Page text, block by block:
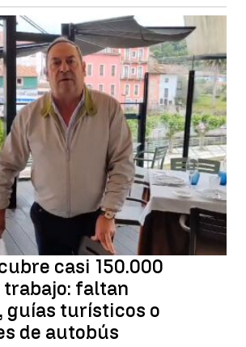
casi 150.000
trabajo: faltan
guías turísticos o
de autobús